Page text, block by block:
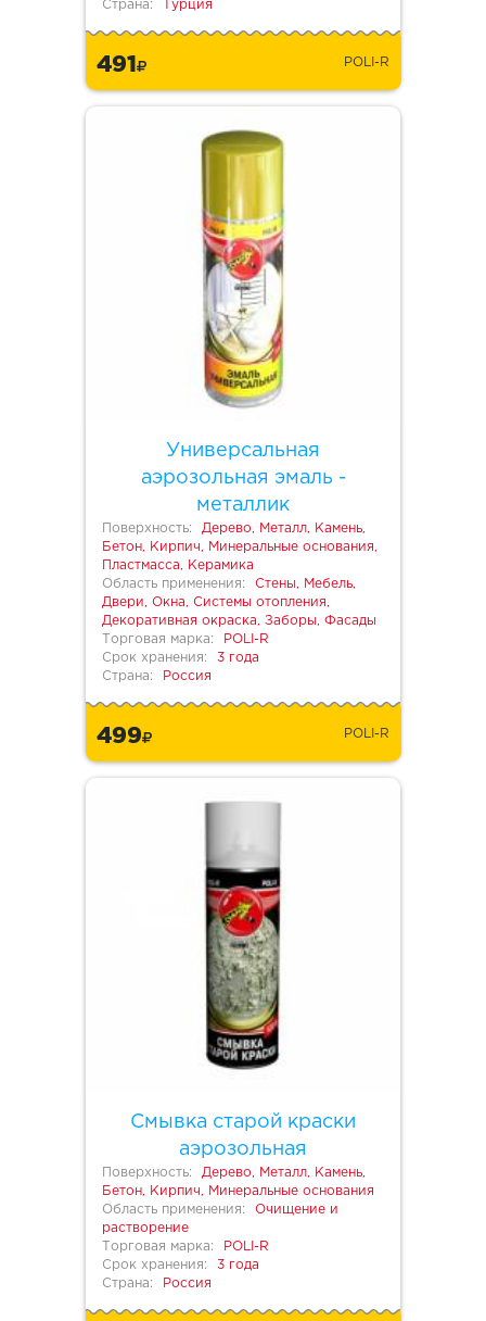
Страна: Турция
491 POLI-R
Универсальная
аэрозольная эмаль -
металлик
Поверхность:
Дерево, Металл, Камень,
Бетон, Кирпич, Минеральные основания,
Пластмасса, Керамика
Область применения:
Стены, Мебель,
Двери, Окна, Системы отопления,
Декоративная окраска, Заборы, Фасады
Торговая марка:
POLI-R
Срок хранения:
3 года
Страна:
Россия
499 POLI-R
Смывка старой краски
аэрозольная
Поверхность:
Дерево, Металл, Камень,
Бетон, Кирпич, Минеральные основания
Область применения:
Очищение и
растворение
Торговая марка:
POLI-R
Срок хранения:
3 года
Страна:
Россия